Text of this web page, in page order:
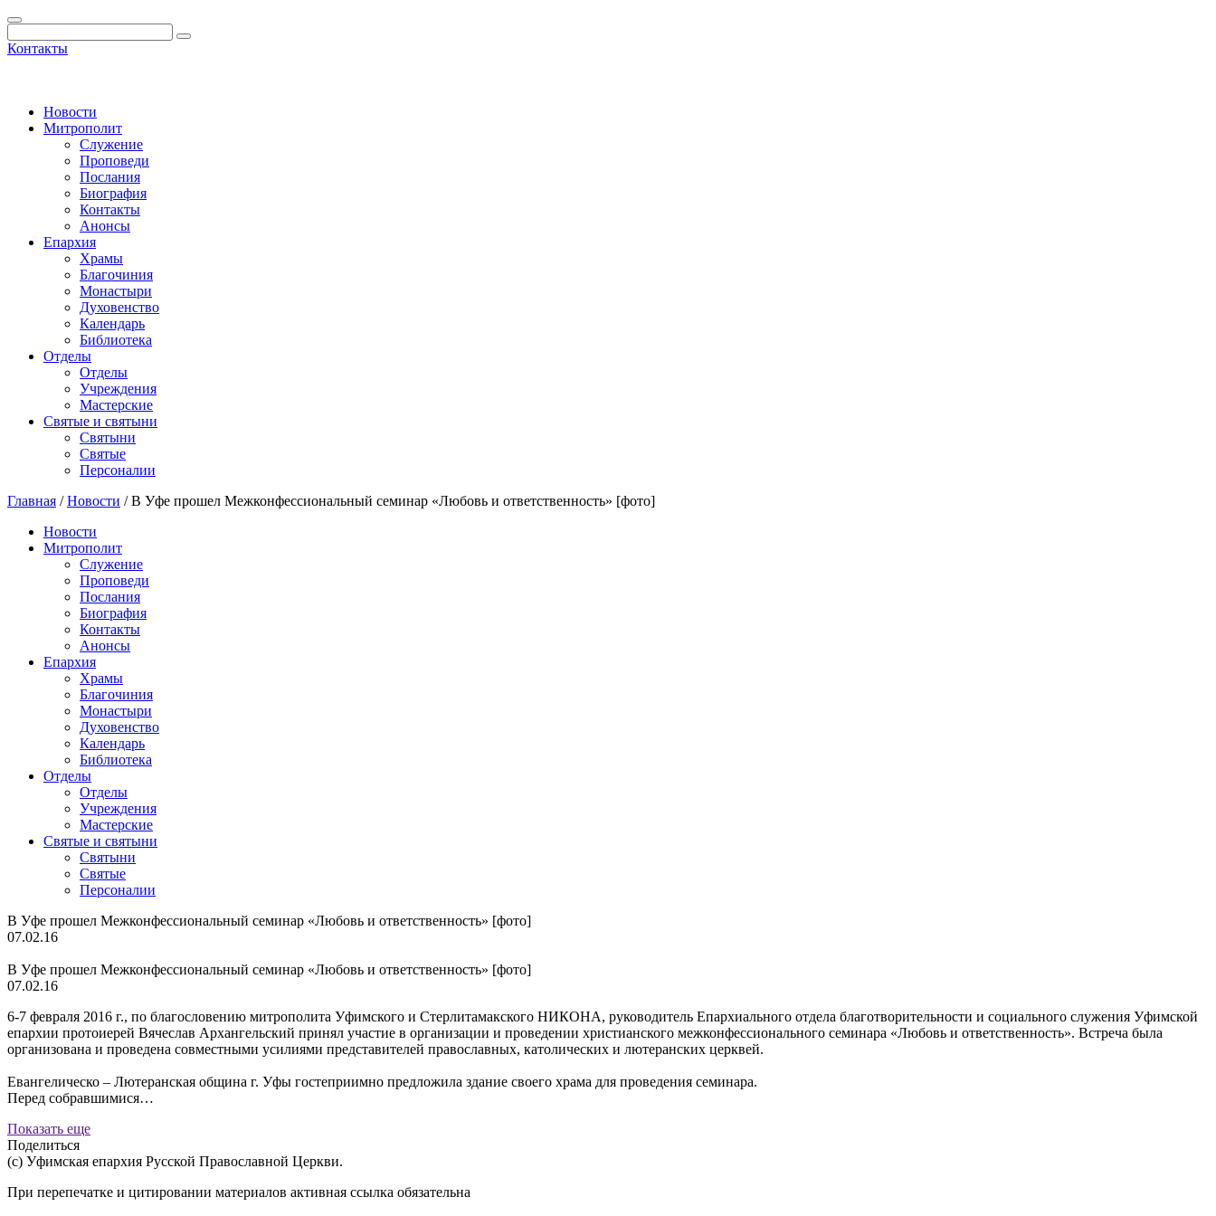
Контакты
Новости
Митрополит
Служение
Проповеди
Послания
Биография
Контакты
Анонсы
Епархия
Храмы
Благочиния
Монастыри
Духовенство
Календарь
Библиотека
Отделы
Отделы
Учреждения
Мастерские
Святые и святыни
Cвятыни
Cвятые
Персоналии
Главная /Новости /В Уфе прошел Межконфессиональный семинар «Любовь и ответственность» [фото]
Новости
Митрополит
Служение
Проповеди
Послания
Биография
Контакты
Анонсы
Епархия
Храмы
Благочиния
Монастыри
Духовенство
Календарь
Библиотека
Отделы
Отделы
Учреждения
Мастерские
Святые и святыни
Cвятыни
Cвятые
Персоналии
В Уфе прошел Межконфессиональный семинар «Любовь и ответственность» [фото]
07.02.16
В Уфе прошел Межконфессиональный семинар «Любовь и ответственность» [фото]
07.02.16
6-7 февраля 2016 г., по благословению митрополита Уфимского и Стерлитамакского НИКОНА, руководитель Епархиального отдела благотворительности и социального служения Уфимской
епархии протоиерей Вячеслав Архангельский принял участие в организации и проведении христианского межконфессионального семинара «Любовь и ответственность». Встреча была
организована и проведена совместными усилиями представителей православных, католических и лютеранских церквей.
Евангелическо – Лютеранская община г. Уфы гостеприимно предложила здание своего храма для проведения семинара.
Перед собравшимися…
Показать еще
Поделиться
(с) Уфимская епархия Русской Православной Церкви.
При перепечатке и цитировании материалов активная ссылка обязательна